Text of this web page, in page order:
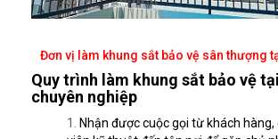
Đơn vị làm khung sắt bảo vệ sân thượng
Quy trình làm khung sắt bảo vệ
chuyên nghiệp
Nhận được cuộc gọi từ khách hàng,